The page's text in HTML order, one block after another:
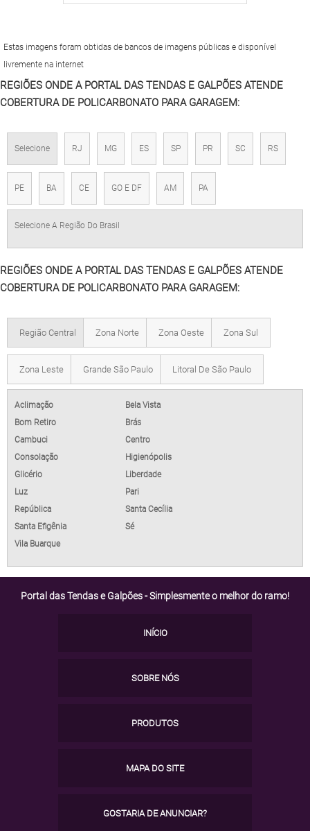
Estas imagens foram obtidas de bancos de imagens públicas e disponível
livremente na internet
REGIÕES ONDE A PORTAL DAS TENDAS E GALPÕES ATENDE
COBERTURA DE POLICARBONATO PARA GARAGEM:
Selecione RJ MG ES SP PR SC RS
PE BA CE GO E DF AM PA
Selecione A Região Do Brasil
REGIÕES ONDE A PORTAL DAS TENDAS E GALPÕES ATENDE
COBERTURA DE POLICARBONATO PARA GARAGEM:
Região Central Zona Norte Zona Oeste Zona Sul
Zona Leste Grande São Paulo Litoral De São Paulo
Aclimação
Bela Vista
Bom Retiro
Brás
Cambuci
Centro
Consolação
Higienópolis
Glicério
Liberdade
Luz
Pari
República
Santa Cecília
Santa Efigênia
Sé
Vila Buarque
Portal das Tendas e Galpões - Simplesmente o melhor do ramo!
INÍCIO
SOBRE NÓS
PRODUTOS
MAPA DO SITE
GOSTARIA DE ANUNCIAR?